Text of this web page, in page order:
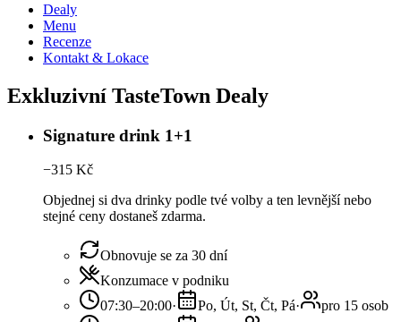
Dealy
Menu
Recenze
Kontakt & Lokace
Exkluzivní TasteTown Dealy
Signature drink 1+1
−315 Kč
Objednej si dva drinky podle tvé volby a ten levnější nebo
stejné ceny dostaneš zdarma.
Obnovuje se za 30 dní
Konzumace v podniku
07:30–20:00· Po, Út, St, Čt, Pá·
pro 15 osob